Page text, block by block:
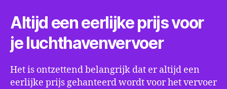
Altijd een eerlijke prijs voor
je luchthavenvervoer
Het is ontzettend belangrijk dat er altijd een
eerlijke prijs gehanteerd wordt voor het vervoer